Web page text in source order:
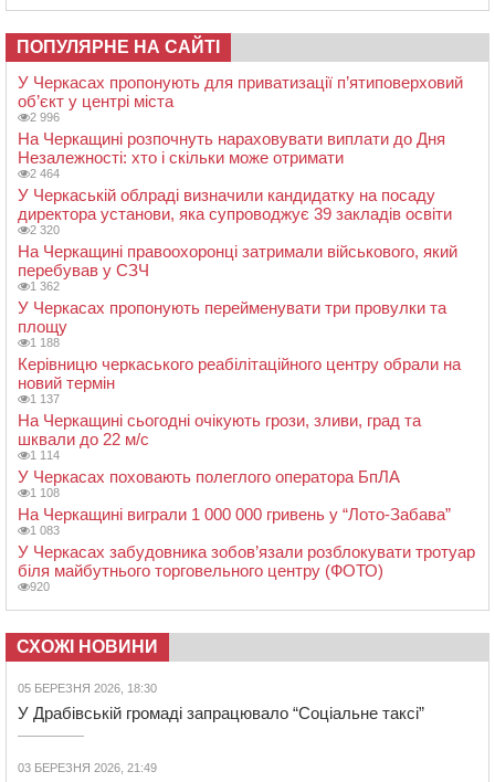
ПОПУЛЯРНЕ НА САЙТІ
У Черкасах пропонують для приватизації п’ятиповерховий
об’єкт у центрі міста
2 996
На Черкащині розпочнуть нараховувати виплати до Дня
Незалежності: хто і скільки може отримати
2 464
У Черкаській облраді визначили кандидатку на посаду
директора установи, яка супроводжує 39 закладів освіти
2 320
На Черкащині правоохоронці затримали військового, який
перебував у СЗЧ
1 362
У Черкасах пропонують перейменувати три провулки та
площу
1 188
Керівницю черкаського реабілітаційного центру обрали на
новий термін
1 137
На Черкащині сьогодні очікують грози, зливи, град та
шквали до 22 м/с
1 114
У Черкасах поховають полеглого оператора БпЛА
1 108
На Черкащині виграли 1 000 000 гривень у “Лото-Забава”
1 083
У Черкасах забудовника зобов’язали розблокувати тротуар
біля майбутнього торговельного центру (ФОТО)
920
СХОЖІ НОВИНИ
05 БЕРЕЗНЯ 2026, 18:30
У Драбівській громаді запрацювало “Соціальне таксі”
03 БЕРЕЗНЯ 2026, 21:49